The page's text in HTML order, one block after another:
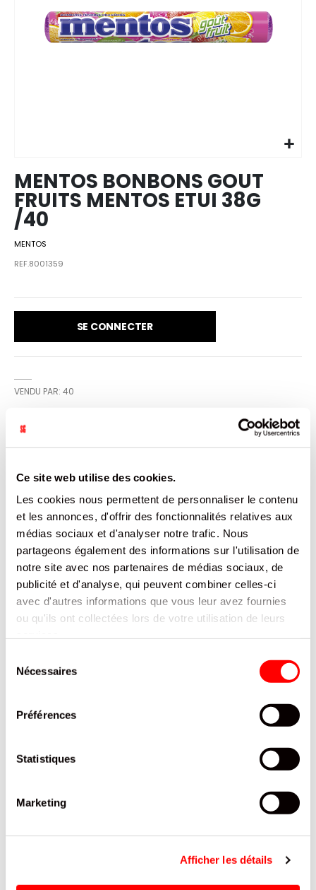
Ce site web utilise des cookies.
Les cookies nous permettent de personnaliser le contenu
et les annonces, d'offrir des fonctionnalités relatives aux
médias sociaux et d'analyser notre trafic. Nous
partageons également des informations sur l'utilisation de
notre site avec nos partenaires de médias sociaux, de
publicité et d'analyse, qui peuvent combiner celles-ci
avec d'autres informations que vous leur avez fournies
ou qu'ils ont collectées lors de votre utilisation de leurs
Nécessaires
Préférences
Statistiques
Marketing
Afficher les détails
images
gallery
MENTOS BONBONS GOUT
FRUITS MENTOS ETUI 38G
/40
MENTOS
REF.8001359
SE CONNECTER
VENDU PAR: 40
INFORMATION
Craquez pour les savoureux bonbons Mentos Fruit aux
goûts de fraise, orange et citron. Leur enrobage si
croquant à l'extérieur révèle un coeur tendre et
savoureux, aux arômes délicieusement fruités! Boîte de
40 rouleaux de 14 dragées par rouleau
CARACTÉRISTIQUES
DOCUMENTATION
INTERESSER
CHOCOLATEES KIT KAT